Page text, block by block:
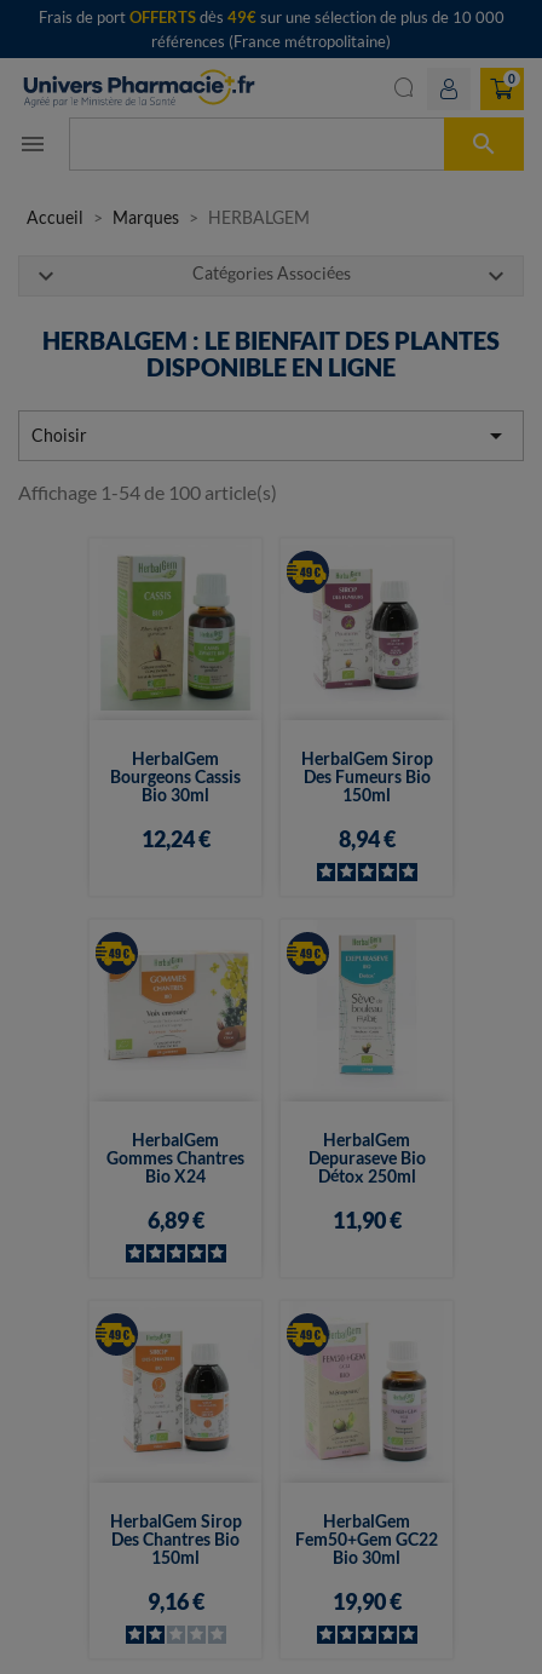
Frais de portOFFERTSdès 49€sur une sélection de plus de 10 000
références (France métropolitaine)
menu 
0
Accueil Marques HERBALGEM
expand_more Catégories Associées expand_more
HERBALGEM : LE BIENFAIT DES PLANTES
DISPONIBLE EN LIGNE
Choisir 
Affichage 1-54 de 100 article(s)
HerbalGem
Bourgeons Cassis
Bio 30ml
12,24 €
HerbalGem Sirop
Des Fumeurs Bio
150ml
8,94 €
HerbalGem
Gommes Chantres
Bio X24
6,89 €
HerbalGem
Depuraseve Bio
Détox 250ml
11,90 €
HerbalGem Sirop
Des Chantres Bio
150ml
9,16 €
HerbalGem
Fem50+Gem GC22
Bio 30ml
19,90 €